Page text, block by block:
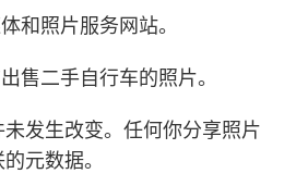
和照片服务网站。
售二手自行车的照片。
发生改变。任何你分享照片
元数据。